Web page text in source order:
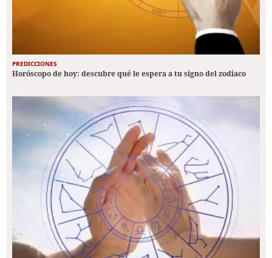
PREDICCIONES
Horóscopo de hoy: descubre qué le espera a tu signo del zodiaco